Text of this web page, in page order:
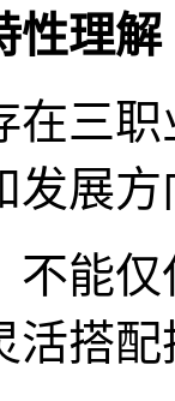
性理解
在三
发展
不能
活搭